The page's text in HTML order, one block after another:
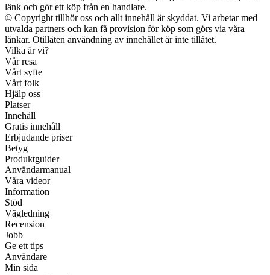
länk och gör ett köp från en handlare.
© Copyright tillhör oss och allt innehåll är skyddat. Vi arbetar med
utvalda partners och kan få provision för köp som görs via våra
länkar. Otillåten användning av innehållet är inte tillåtet.
Vilka är vi?
Vår resa
Vårt syfte
Vårt folk
Hjälp oss
Platser
Innehåll
Gratis innehåll
Erbjudande priser
Betyg
Produktguider
Användarmanual
Våra videor
Information
Stöd
Vägledning
Recension
Jobb
Ge ett tips
Användare
Min sida